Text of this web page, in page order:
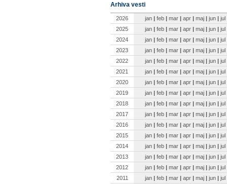
Arhiva vesti
2026 jan | feb | mar | apr | maj | jun | jul
2025
jan | feb | mar | apr | maj | jun | jul
2024
jan | feb | mar | apr | maj | jun | jul
2023
jan | feb | mar | apr | maj | jun | jul
2022
jan | feb | mar | apr | maj | jun | jul
2021
jan | feb | mar | apr | maj | jun | jul
2020
jan | feb | mar | apr | maj | jun | jul
2019
jan | feb | mar | apr | maj | jun | jul
2018
jan | feb | mar | apr | maj | jun | jul
2017
jan | feb | mar | apr | maj | jun | jul
2016
jan | feb | mar | apr | maj | jun | jul
2015
jan | feb | mar | apr | maj | jun | jul
2014
jan | feb | mar | apr | maj | jun | jul
2013
jan | feb | mar | apr | maj | jun | jul
2012
jan | feb | mar | apr | maj | jun | jul
2011
jan | feb | mar | apr | maj | jun | jul